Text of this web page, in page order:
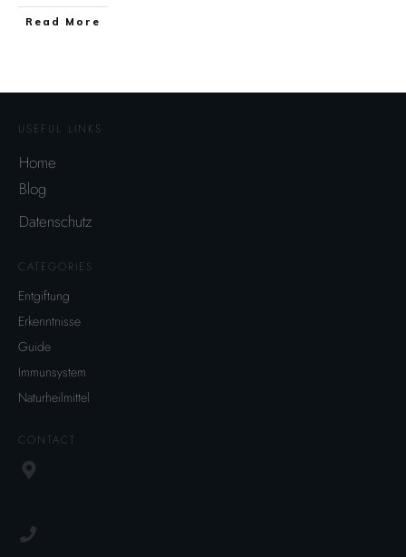
Read More
USEFUL LINKS
Home
Blog
Datenschutz
CATEGORIES
Entgiftung
Erkenntnisse
Guide
Immunsystem
Naturheilmittel
CONTACT